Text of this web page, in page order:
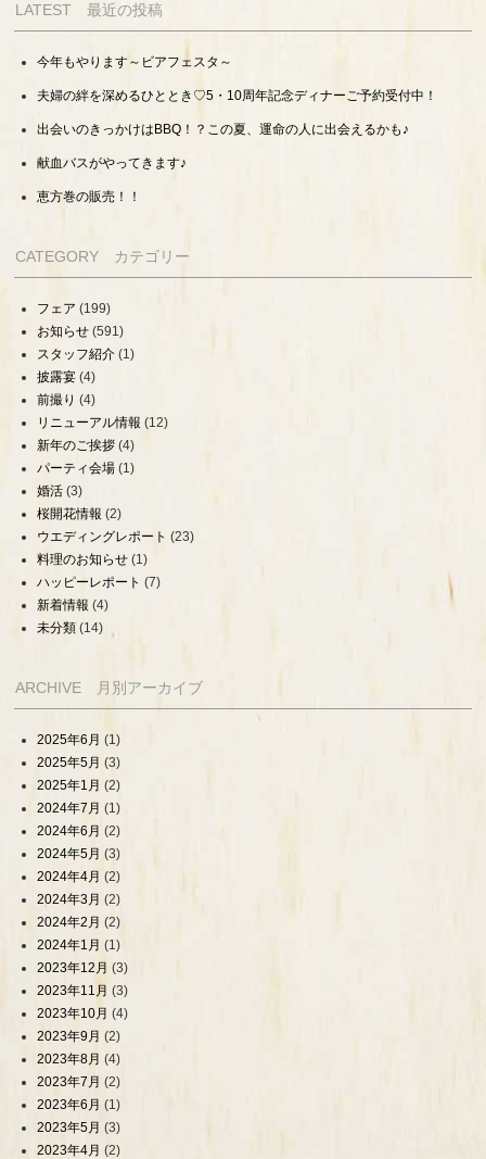
LATEST 最近の投稿
今年もやります～ビアフェスタ～
夫婦の絆を深めるひととき♡5・10周年記念ディナーご予約受付中！
出会いのきっかけはBBQ！？この夏、運命の人に出会えるかも♪
献血バスがやってきます♪
恵方巻の販売！！
CATEGORY カテゴリー
フェア (199)
お知らせ (591)
スタッフ紹介 (1)
披露宴 (4)
前撮り (4)
リニューアル情報 (12)
新年のご挨拶 (4)
パーティ会場 (1)
婚活 (3)
桜開花情報 (2)
ウエディングレポート (23)
料理のお知らせ (1)
ハッピーレポート (7)
新着情報 (4)
未分類 (14)
ARCHIVE 月別アーカイブ
2025年6月 (1)
2025年5月 (3)
2025年1月 (2)
2024年7月 (1)
2024年6月 (2)
2024年5月 (3)
2024年4月 (2)
2024年3月 (2)
2024年2月 (2)
2024年1月 (1)
2023年12月 (3)
2023年11月 (3)
2023年10月 (4)
2023年9月 (2)
2023年8月 (4)
2023年7月 (2)
2023年6月 (1)
2023年5月 (3)
2023年4月 (2)